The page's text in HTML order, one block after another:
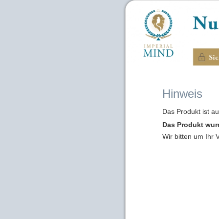
Hinweis
Das Produkt ist
Das Produkt
Wir bitten um Ihr